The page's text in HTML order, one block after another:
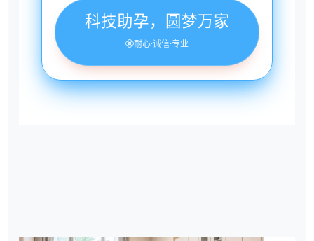
科技助孕，圆梦万家
耐心·诚信·专业